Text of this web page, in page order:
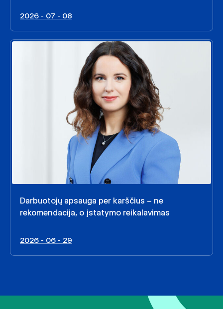
2026 - 07 - 08
Darbuotojų apsauga per karščius – ne
rekomendacija, o įstatymo reikalavimas
2026 - 06 - 29